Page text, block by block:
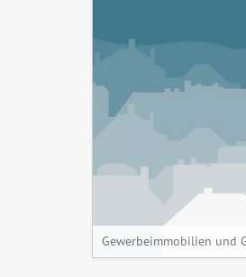
Gewerbeimmobilien und